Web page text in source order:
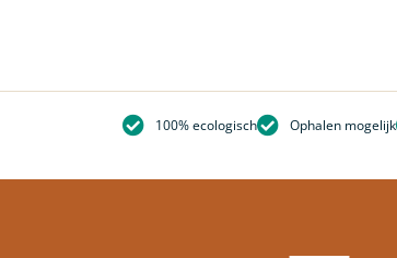
100% ecologisch Ophalen mogelijk